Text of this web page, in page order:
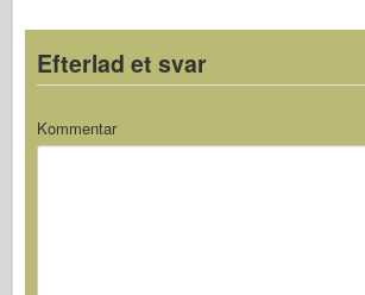
Efterlad et svar
Kommentar